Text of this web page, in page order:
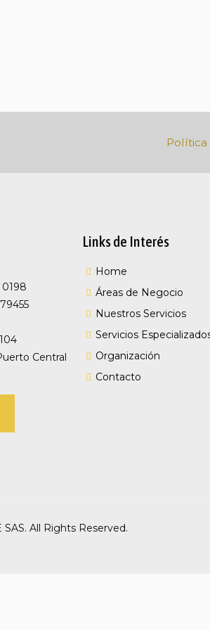
Política
0198
Central
Links de Interés
Home
Áreas de Negocio
Nuestros Servicios
Servicios
Organización
Contacto
All Rights Reserved.